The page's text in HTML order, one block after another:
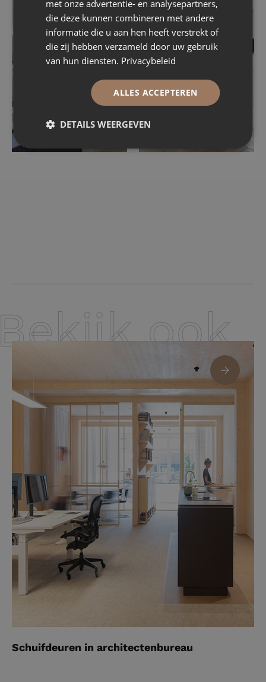
ook
Schuifdeuren in architectenbureau
met onze advertentie- en analysepartners,
die deze kunnen combineren met andere
informatie die u aan hen heeft verstrekt of
die zij hebben verzameld door uw gebruik
van hun diensten. Privacybeleid
ALLES ACCEPTEREN
DETAILS WEERGEVEN